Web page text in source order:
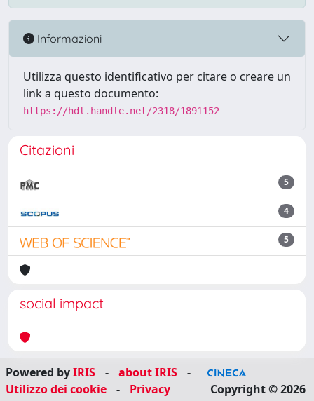
Informazioni
Utilizza questo identificativo per citare o creare un
link a questo documento:
https://hdl.handle.net/2318/1891152
Citazioni
5
4
5
social impact
Powered byIRIS - about IRIS
-
Utilizzo dei cookie
- Privacy Copyright © 2026